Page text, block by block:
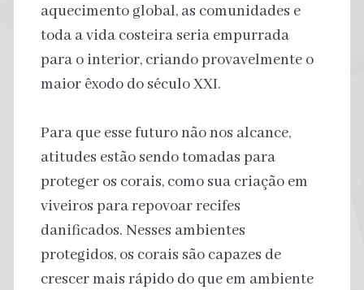
aquecimento global, as comunidades e
toda a vida costeira seria empurrada
para o interior, criando provavelmente o
maior êxodo do século XXI.
Para que esse futuro não nos alcance,
atitudes estão sendo tomadas para
proteger os corais, como sua criação em
viveiros para repovoar recifes
danificados. Nesses ambientes
protegidos, os corais são capazes de
crescer mais rápido do que em ambiente